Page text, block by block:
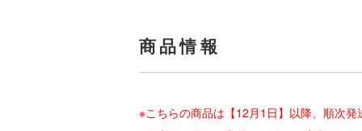
商品情報
※こちらの商品は【12月1日】以降、順次発